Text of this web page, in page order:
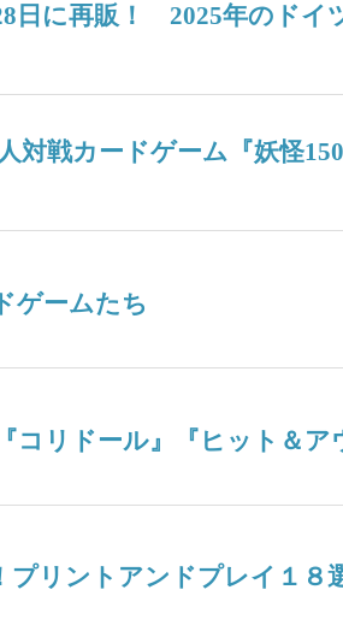
日に再販！ 2025年のド
対戦カードゲーム『妖怪
ゲームたち
コリドール』『ヒット＆ア
プリントアンドプレイ１８